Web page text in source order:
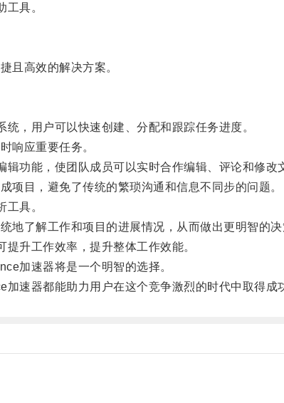
具。
高效的解决方案。
，用户可以快速创建、分配和跟踪任务进度。
响应重要任务。
能，使团队成员可以实时合作编辑、评论和修改
目，避免了传统的繁琐沟通和信息不同步的问题。
具。
了解工作和项目的进展情况，从而做出更明智的决
升工作效率，提升整体工作效能。
加速器将是一个明智的选择。
器都能助力用户在这个竞争激烈的时代中取得成